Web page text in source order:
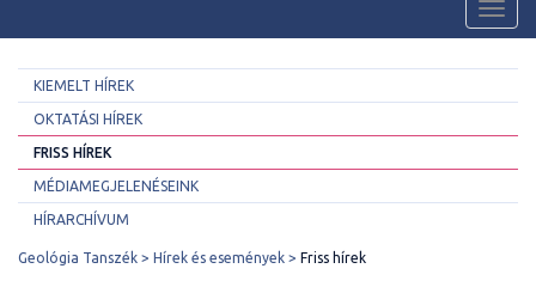
KIEMELT HÍREK
OKTATÁSI HÍREK
FRISS HÍREK
MÉDIAMEGJELENÉSEINK
HÍRARCHÍVUM
Geológia Tanszék Hírek és események Friss hírek